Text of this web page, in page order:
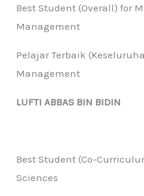
Best Student (Overall) for
Management
Pelajar Terbaik
Management
LUFTI ABBAS BIN BIDIN
Best Student (Co-
Sciences